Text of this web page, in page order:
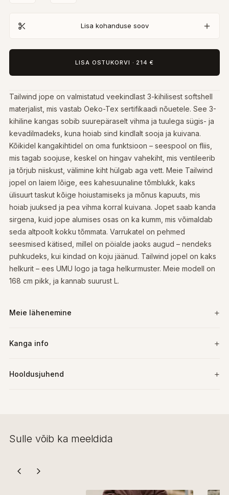
Lisa kohanduse soov
LISA OSTUKORVI · 214 €
Tailwind jope on valmistatud veekindlast 3-kihilisest softshell
materjalist, mis vastab Oeko-Tex sertifikaadi nõuetele. See 3-
kihiline kangas sobib suurepäraselt vihma ja tuulega sügis- ja
kevadilmadeks, kuna hoiab sind kindlalt sooja ja kuivana.
Kõikidel kangakihtidel on oma funktsioon – seespool on fliis,
mis tagab soojuse, keskel on hingav vahekiht, mis ventileerib
ja tõrjub niiskust, välimine kiht hülgab aga vett. Meie Tailwind
jopel on laiem lõige, ees kahesuunaline tõmblukk, kaks
ülisuurt taskut kõige hoiustamiseks ja mõnus kapuuts, mis
hoiab juuksed ja pea vihma korral kuivana. Jopet saab kanda
sirgena, kuid jope alumises osas on ka kumm, mis võimaldab
seda altpoolt kokku tõmmata. Varrukatel on pehmed
seesmised kätised, millel on pöialde jaoks augud – nendeks
puhkudeks, kui kindad on koju jäänud. Tailwind jopel on kaks
helkurit – ees UMU logo ja taga helkurmuster. Meie modell on
168 cm pikk, ja kannab suurust L.
Meie lähenemine
Kanga info
Hooldusjuhend
Sulle võib ka meeldida